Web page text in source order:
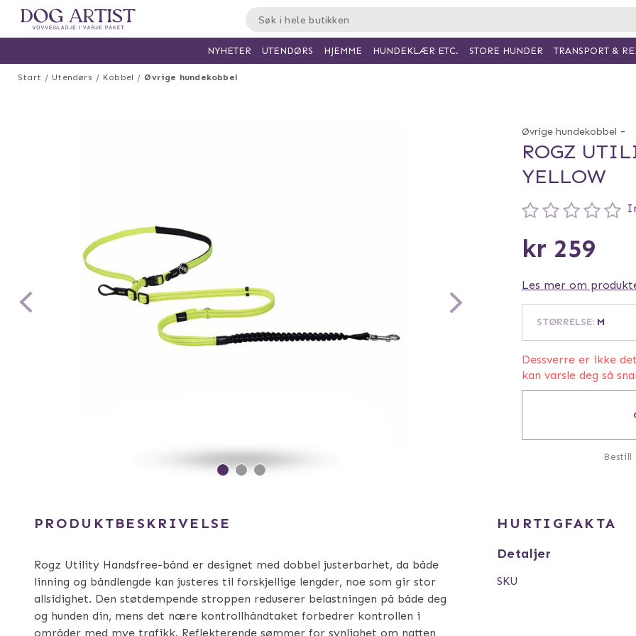
Start Utendørs Kobbel Øvrige hundekobbel
Øvrige hundekobbel -
ROGZ
YELLOW
kr 259
Les mer om
STØRRELSE: M
Dessverre er ikke
kan varsle deg så
Bestill
PRODUKTBESKRIVELSE
Rogz Utility Handsfree-bånd er designet med dobbel justerbarhet, da både
linning og båndlengde kan justeres til forskjellige lengder, noe som gir stor
allsidighet. Den støtdempende stroppen reduserer belastningen på både deg
og hunden din, mens det nære kontrollhåndtaket forbedrer kontrollen i
områder med mye trafikk. Reflekterende sømmer for synlighet om natten
HURTIGFAKTA
Detaljer
SKU
NYHETER UTENDØRS HJEMME HUNDEKLÆR ETC. STORE HUNDER TRANSPORT &